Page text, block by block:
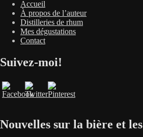
Accueil
À propos de l’auteur
Distilleries de rhum
Mes dégustations
Contact
Suivez-moi!
Nouvelles sur la bière et